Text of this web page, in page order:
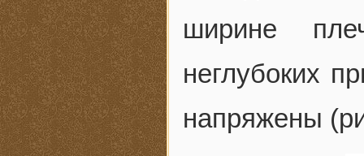
ширине
неглубоких
напряжены